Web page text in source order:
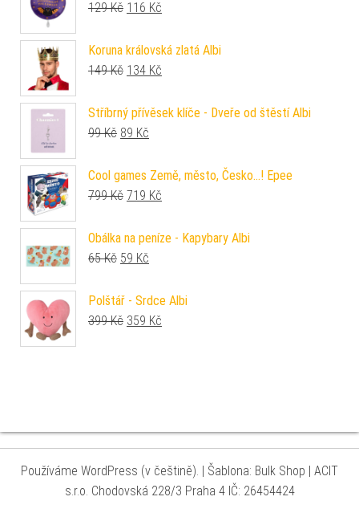
129Kč Původní cena byla: 129 Kč.
116 Kč
Koruna královská zlatá Albi
149Kč Původní cena byla: 149 Kč.
134 Kč
Stříbrný přívěsek klíče - Dveře od štěstí Albi
99Kč Původní cena byla: 99 Kč.
89 Kč
Cool games Země, město, Česko...! Epee
799Kč Původní cena byla: 799 Kč.
719 Kč
Obálka na peníze - Kapybary Albi
65Kč Původní cena byla: 65 Kč.
59 Kč
Polštář - Srdce Albi
399Kč Původní cena byla: 399 Kč.
359 Kč
Používáme WordPress (v češtině). Šablona: Bulk Shop
| ACIT
s.r.o. Chodovská 228/3 Praha 4 IČ: 26454424